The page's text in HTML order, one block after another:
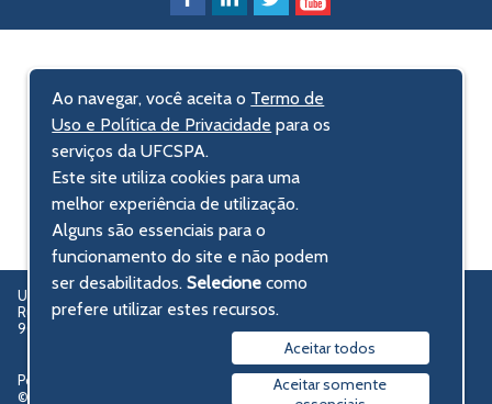
UFCSPA – Universidade Federal de Ciências da Saúde de Porto Alegre
Rua Sarmento Leite, 245 - Centro Histórico
90050-170 Porto Alegre, RS, Brasil
Política de privacidade
© 2009-2026 UFCSPA
Ao navegar, você aceita o Termo de
Uso e Política de Privacidade para os
serviços da UFCSPA.
Este site utiliza cookies para uma
melhor experiência de utilização.
Alguns são essenciais para o
funcionamento do site e não podem
ser desabilitados.Selecionecomo
prefere utilizar estes recursos.
Aceitar todos
Aceitar somente